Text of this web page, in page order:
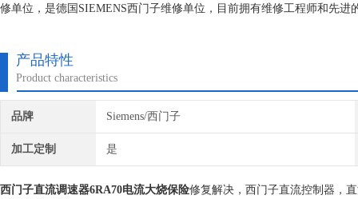
修单位，是德国SIEMENS西门子维修单位，目前拥有维修工程师和先
产品特性
Product characteristics
品牌 Siemens/西门子
加工定制 是
西门子直流调速器6RA70电流大烧保险修复解决，西门子直流控制器，